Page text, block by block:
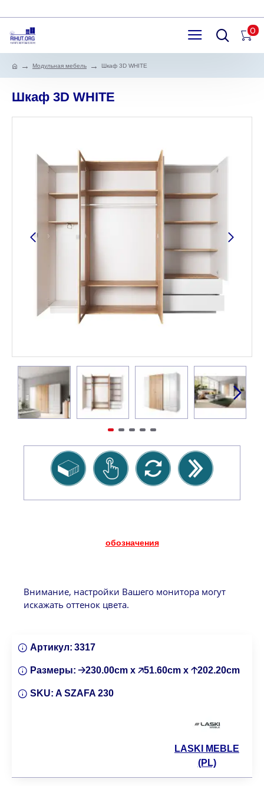
0
Модульная мебель Шкаф 3D WHITE
Шкаф 3D WHITE
обозначения
Внимание, настройки Вашего монитора могут
искажать оттенок цвета.
Артикул: 3317
Размеры: 🡢230.00cm x 🡥51.60cm x 🡡202.20cm
SKU: A SZAFA 230
LASKI MEBLE
(PL)